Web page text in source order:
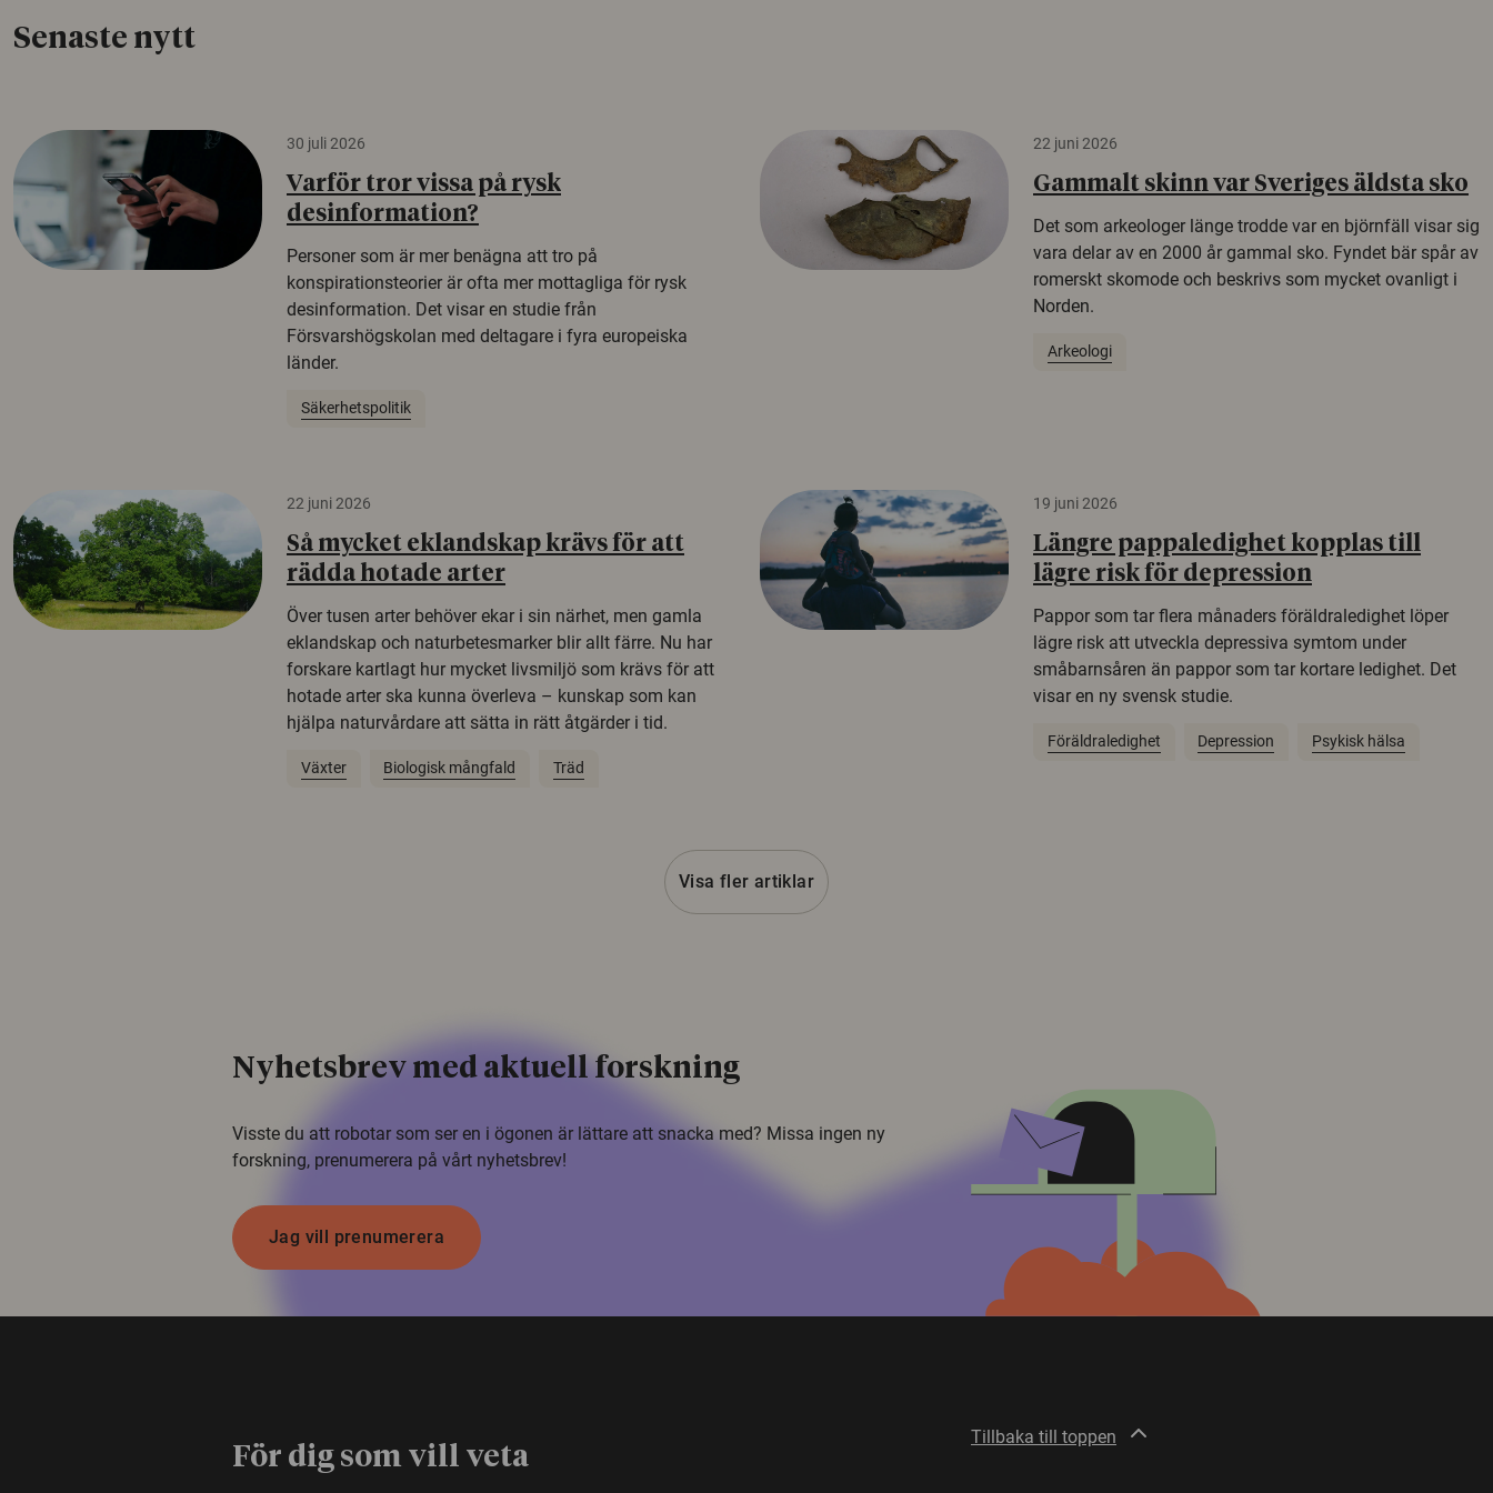
Senaste nytt
30 juli 2026
Varför tror vissa på rysk
desinformation?
Personer som är mer benägna att tro på
konspirationsteorier är ofta mer mottagliga för rysk
desinformation. Det visar en studie från
Försvarshögskolan med deltagare i fyra europeiska
länder.
Säkerhetspolitik
22 juni 2026
Gammalt skinn var Sveriges äldsta sko
Det som arkeologer länge trodde var en björnfäll visar sig
vara delar av en 2000 år gammal sko. Fyndet bär spår av
romerskt skomode och beskrivs som mycket ovanligt i
Norden.
Arkeologi
22 juni 2026
Så mycket eklandskap krävs för att
rädda hotade arter
Över tusen arter behöver ekar i sin närhet, men gamla
eklandskap och naturbetesmarker blir allt färre. Nu har
forskare kartlagt hur mycket livsmiljö som krävs för att
hotade arter ska kunna överleva – kunskap som kan
hjälpa naturvårdare att sätta in rätt åtgärder i tid.
Växter Biologisk mångfald Träd
19 juni 2026
Längre pappaledighet kopplas till
lägre risk för depression
Pappor som tar flera månaders föräldraledighet löper
lägre risk att utveckla depressiva symtom under
småbarnsåren än pappor som tar kortare ledighet. Det
visar en ny svensk studie.
Föräldraledighet Depression Psykisk hälsa
Visa fler artiklar
Nyhetsbrev med aktuell forskning
Visste du att robotar som ser en i ögonen är lättare att snacka med? Missa ingen ny
forskning, prenumerera på vårt nyhetsbrev!
Jag vill prenumerera
För dig som vill veta
Tillbaka till toppen